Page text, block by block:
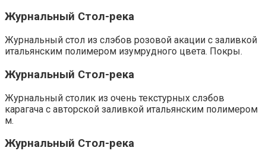
Журнальный Стол-река
Журнальный стол из слэбов розовой акации с заливкой
итальянским полимером изумрудного цвета. Покры.
Журнальный Стол-река
Журнальный столик из очень текстурных слэбов
карагача с авторской заливкой итальянским полимером
м.
Журнальный Стол-река